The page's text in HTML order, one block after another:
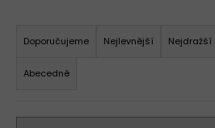
a
Doporučujeme Nejlevnější Nejdražší
Abecedně